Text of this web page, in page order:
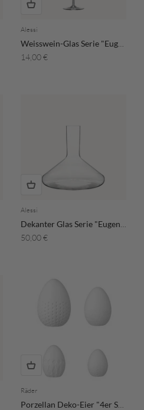
Alessi
Angebot
14,00 €
Alessi
Angebot
50,00 €
Räder